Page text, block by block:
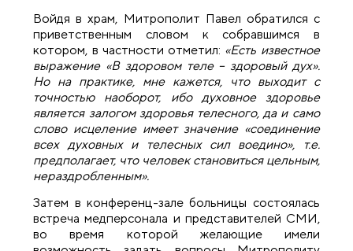
Войдя в храм, Митрополит Павел обратился с
приветственным словом к собравшимся в
котором, в частности отметил: «Есть известное
выражение «В здоровом теле – здоровый дух».
Но на практике, мне кажется, что выходит с
точностью наоборот, ибо духовное здоровье
является залогом здоровья телесного, да и само
слово исцеление имеет значение «соединение
всех духовных и телесных сил воедино», т.е.
предполагает, что человек становиться цельным,
нераздробленным».
Затем в конференц-зале больницы состоялась
встреча медперсонала и представителей СМИ,
во время которой желающие имели